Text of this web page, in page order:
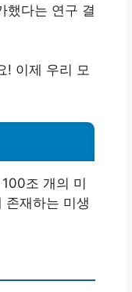
했다는 연구 결
! 이제 우리 모
조 개의 미
존재하는 미생